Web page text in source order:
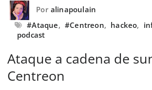
Por alinapoulain
#Ataque, #Centreon, hackeo,
podcast
Ataque a cadena de
Centreon